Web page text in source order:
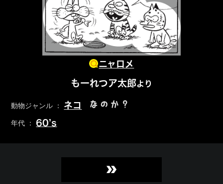
ニャロメ
もーれつア太郎より
動物ジャンル ： ネコ なのか？
年代 ： 60’s
»